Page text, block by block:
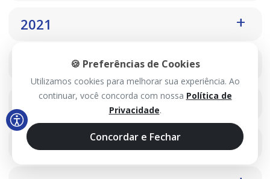
2021
2019
2018
🍪 Preferências de Cookies
Utilizamos cookies para melhorar sua experiência. Ao
continuar, você concorda com nossa Política de
Privacidade.
Concordar e Fechar